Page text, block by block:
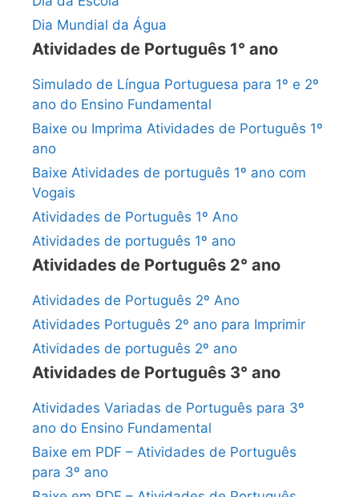
Dia Mundial da Água
Atividades de Português 1° ano
Simulado de Língua Portuguesa para 1º e 2º
ano do Ensino Fundamental
Baixe ou Imprima Atividades de Português 1º
ano
Baixe Atividades de português 1º ano com
Vogais
Atividades de Português 1º Ano
Atividades de português 1º ano
Atividades de Português 2° ano
Atividades de Português 2º Ano
Atividades Português 2º ano para Imprimir
Atividades de português 2º ano
Atividades de Português 3° ano
Atividades Variadas de Português para 3º
ano do Ensino Fundamental
Baixe em PDF – Atividades de Português
para 3º ano